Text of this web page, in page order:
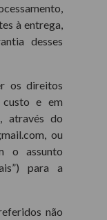
à entrega,
desses
os direitos
custo e em
através do
ou
o assunto
para a
não